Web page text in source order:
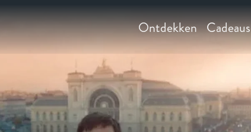
Ontdekken Cadeaus